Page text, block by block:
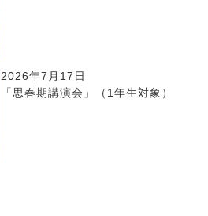
2026年7月17日
「思春期講演会」（1年生対象）